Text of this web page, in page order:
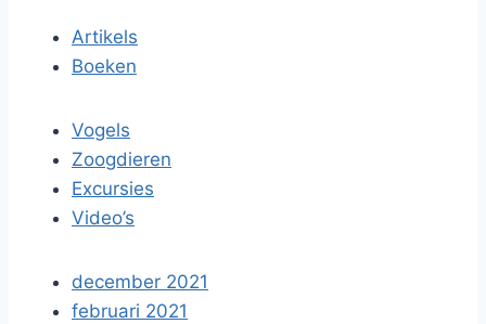
Artikels
Boeken
Vogels
Zoogdieren
Excursies
Video’s
december 2021
februari 2021